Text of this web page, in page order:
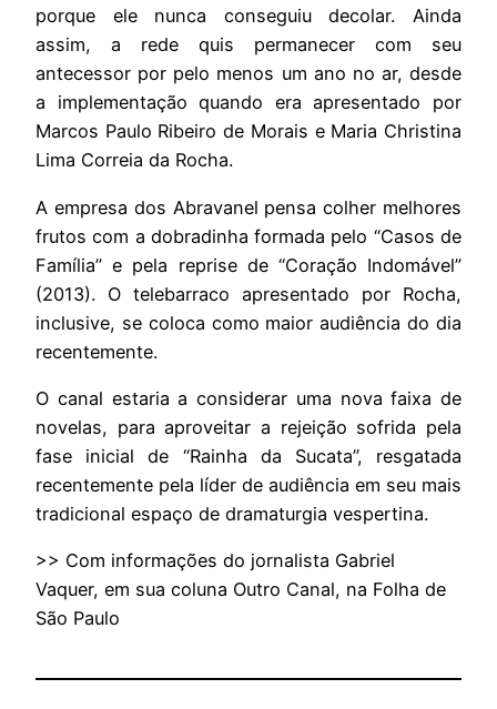
porque ele nunca conseguiu decolar. Ainda
assim, a rede quis permanecer com seu
antecessor por pelo menos um ano no ar, desde
a implementação quando era apresentado por
Marcos Paulo Ribeiro de Morais e Maria Christina
Lima Correia da Rocha.
A empresa dos Abravanel pensa colher melhores
frutos com a dobradinha formada pelo “Casos de
Família” e pela reprise de “Coração Indomável”
(2013). O telebarraco apresentado por Rocha,
inclusive, se coloca como maior audiência do dia
recentemente.
O canal estaria a considerar uma nova faixa de
novelas, para aproveitar a rejeição sofrida pela
fase inicial de “Rainha da Sucata”, resgatada
recentemente pela líder de audiência em seu mais
tradicional espaço de dramaturgia vespertina.
>> Com informações do jornalista Gabriel
Vaquer, em sua coluna Outro Canal, na Folha de
São Paulo